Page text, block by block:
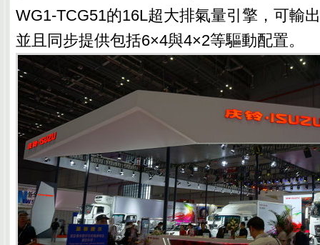
WG1-TCG51的16L超大排氣量引擎，可輸
並且同步提供包括6×4與4×2等驅動配置。